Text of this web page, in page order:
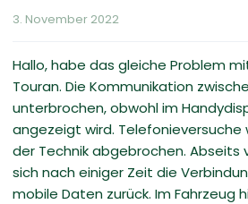
3. November 2022
Hallo, habe das gleiche Problem
Touran. Die Kommunikation
unterbrochen, obwohl im
angezeigt wird.
der Technik abgebrochen.
sich nach einiger Zeit die
mobile Daten zurück. Im Fahrzeug